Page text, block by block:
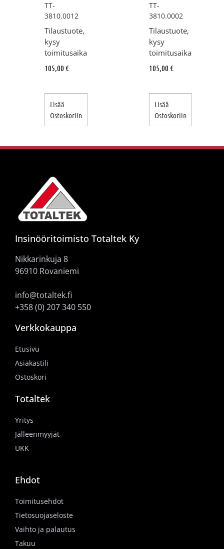
TT-
3810.0012
Tilaustuote,
kysy
toimitusaika
105,00 €
Lisää
Ostoskoriin
TT-
3810.0002
Tilaustuote,
kysy
toimitusaika
105,00 €
Lisää
Ostoskoriin
Insinööritoimisto Totaltek Ky
Nikkarinkuja 8
96910 Rovaniemi
info@totaltek.fi
+358 (0) 207 340 550
Verkkokauppa
Etusivu
Asiakastili
Ostoskori
Totaltek
Yritys
Jälleenmyyjät
UKK
Ehdot
Toimitusehdot
Tietosuojaseloste
Vaihto ja palautus
Takuu